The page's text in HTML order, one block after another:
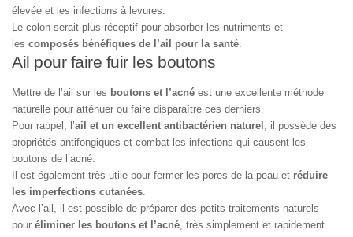
élevée et les infections à levures.
Le colon serait plus réceptif pour absorber les nutriments et
les composés bénéfiques de l’ail pour la santé
Ail pour faire fuir les boutons
Mettre de l’ail sur les boutons et l’acné est une excellente méthode
naturelle pour atténuer ou faire disparaître ces derniers.
Pour rappel, l’ail et un excellent antibactérien naturel , il possède des
propriétés antifongiques et combat les infections qui causent les
boutons de l’acné.
Il est également très utile pour fermer les pores de la peau et réduire
les imperfections cutanées
Avec l’ail, il est possible de préparer des petits traitements naturels
pour éliminer les boutons et l’acné , très simplement et rapidement.